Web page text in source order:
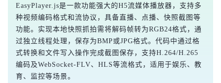
EasyPlayer.js是一款功能强大的H5流媒体播放器，支持多
种视频编码格式和流协议，具备直播、点播、快照截图等
功能。实现本地快照抓拍需将解码帧转为RGB24格式，通
过独立线程处理，保存为BMP或JPG格式。代码中通过格
式转换和文件写入操作完成截图保存，支持H.264/H.265
编码及WebSocket-FLV、HLS等流格式，适用于娱乐、教
育、监控等场景。